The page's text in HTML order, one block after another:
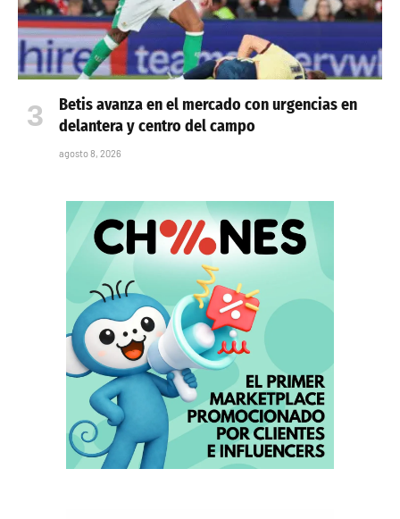
Betis avanza en el mercado con urgencias en
delantera y centro del campo
agosto 8, 2026